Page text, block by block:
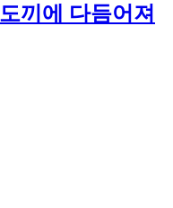
끼에 다듬어져